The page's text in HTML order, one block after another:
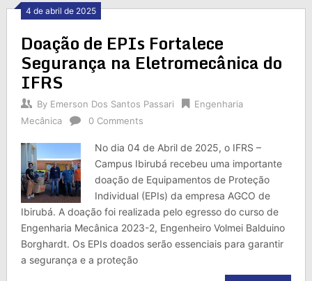
4 de abril de 2025
Doação de EPIs Fortalece
Segurança na Eletromecânica do
IFRS
By Emerson Dos Santos Passari
Engenharia
Mecânica
0 Comments
No dia 04 de Abril de 2025, o IFRS –
Campus Ibirubá recebeu uma importante
doação de Equipamentos de Proteção
Individual (EPIs) da empresa AGCO de
Ibirubá. A doação foi realizada pelo egresso do curso de
Engenharia Mecânica 2023-2, Engenheiro Volmei Balduino
Borghardt. Os EPIs doados serão essenciais para garantir
a segurança e a proteção